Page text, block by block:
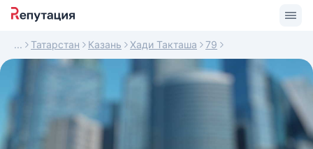
Татарстан Казань Хади Такташа 79